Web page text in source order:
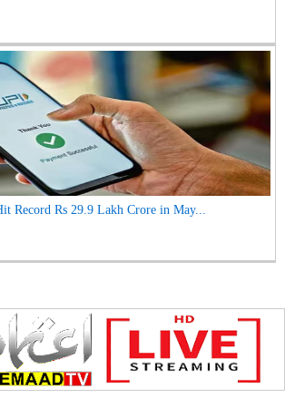
Record Rs 29.9 Lakh Crore in May...